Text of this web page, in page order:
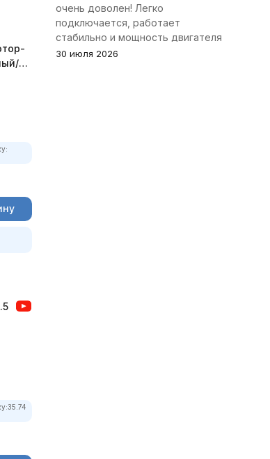
35.74
очень доволен! Легко
подключается, работает
стабильно и мощность двигателя
заметно увеличилась. Рекомендую
30 июля 2026